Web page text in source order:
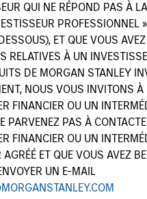
QUI NE RÉPOND PAS À
PROFESSIONNEL
ET QUE VOUS
RELATIVES À UN
DE MORGAN STANLEY
NOUS VOUS INVITONS À
FINANCIER OU UN
PARVENEZ PAS À
FINANCIER OU UN
ET QUE VOUS AVEZ
UN E-MAIL